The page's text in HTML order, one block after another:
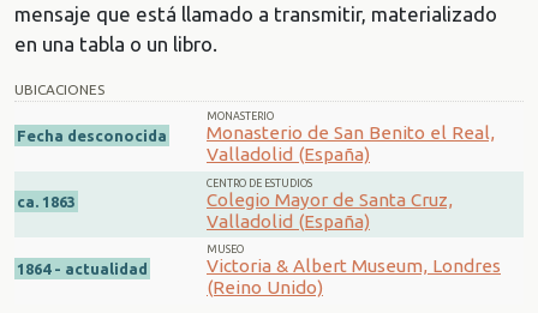
mensaje que está llamado a transmitir, materializado
en una tabla o un libro.
UBICACIONES
Fecha desconocida
MONASTERIO
Monasterio de San Benito el Real,
Valladolid (España)
ca. 1863
CENTRO DE ESTUDIOS
Colegio Mayor de Santa Cruz,
Valladolid (España)
1864 - actualidad
MUSEO
Victoria & Albert Museum, Londres
(Reino Unido)